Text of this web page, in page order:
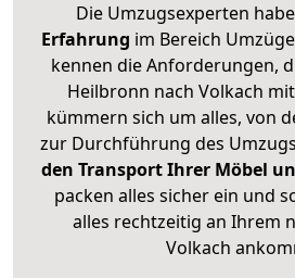
Die Umzugsexperten
Erfahrung im Bereich
kennen die Anforderungen,
Heilbronn nach Volkach
kümmern sich um alles, von
zur Durchführung des
den Transport Ihrer Möbel
packen alles sicher ein und
alles rechtzeitig an Ihrem
Volkach